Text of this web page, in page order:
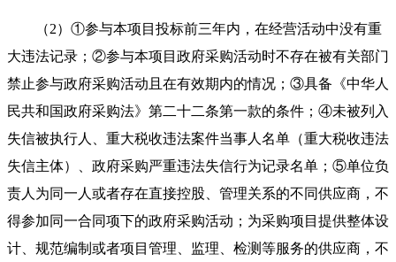
（2）①参与本项目投标前三年内，在经营活动中没有重
大违法记录；②参与本项目政府采购活动时不存在被有关部门
禁止参与政府采购活动且在有效期内的情况；③具备《中华人
民共和国政府采购法》第二十二条第一款的条件；④未被列入
失信被执行人、重大税收违法案件当事人名单（重大税收违法
失信主体）、政府采购严重违法失信行为记录名单；⑤单位负
责人为同一人或者存在直接控股、管理关系的不同供应商，不
得参加同一合同项下的政府采购活动；为采购项目提供整体设
计、规范编制或者项目管理、监理、检测等服务的供应商，不